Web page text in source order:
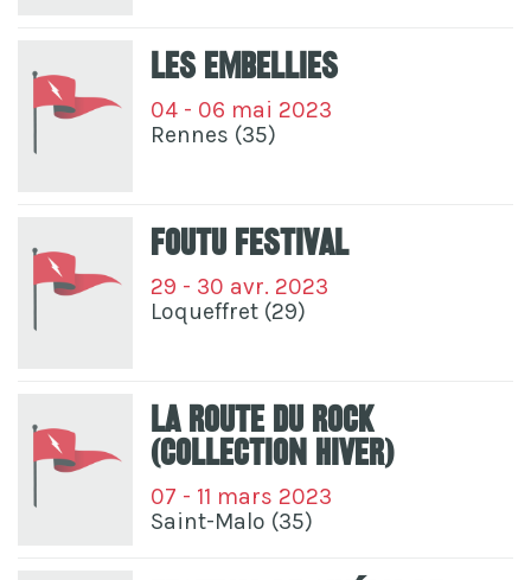
Les Embellies
04 - 06 mai 2023
Rennes (35)
Foutu Festival
29 - 30 avr. 2023
Loqueffret (29)
La Route Du Rock
(Collection Hiver)
07 - 11 mars 2023
Saint-Malo (35)